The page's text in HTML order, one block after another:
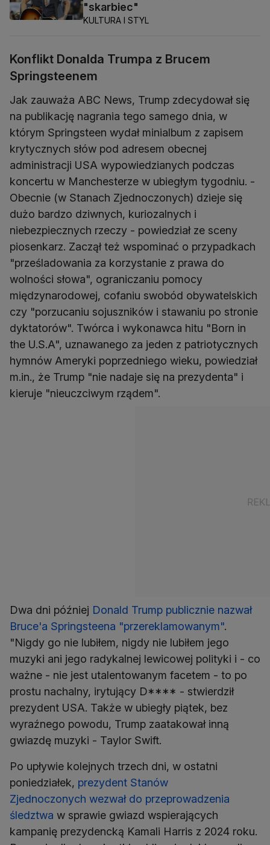
"skarbiec"
KULTURA I STYL
Konflikt Donalda Trumpa z Brucem
Springsteenem
Jak zauważa ABC News, Trump zdecydował się
na publikację nagrania tego samego dnia, w
którym Springsteen wydał minialbum z zapisem
krytycznych słów pod adresem obecnej
administracji USA wypowiedzianych podczas
koncertu w Manchesterze w ubiegłym tygodniu. -
Obecnie (w Stanach Zjednoczonych) dzieje się
dużo bardzo dziwnych, kuriozalnych i
niebezpiecznych rzeczy - powiedział ze sceny
piosenkarz. Zaczął też wspominać o przypadkach
"prześladowania za korzystanie z prawa do
wolności słowa", ograniczaniu pomocy
międzynarodowej, cofaniu swobód obywatelskich
czy "porzucaniu sojuszników i stawaniu po stronie
dyktatorów". Twórca i wykonawca hitu "Born in
the U.S.A", uznawanego za jeden z patriotycznych
hymnów Ameryki poprzedniego wieku, powiedział
m.in., że Trump "nie nadaje się na prezydenta" i
kieruje "nieuczciwym rządem".
Dwa dni później Donald Trump publicznie nazwał
Bruce'a Springsteena "przereklamowanym".
"Nigdy go nie lubiłem, nigdy nie lubiłem jego
muzyki ani jego radykalnej lewicowej polityki i - co
ważne - nie jest utalentowanym facetem - to po
prostu nachalny, irytujący D**** - stwierdził
prezydent USA. Także w ubiegły piątek, bez
wyraźnego powodu, Trump zaatakował inną
gwiazdę muzyki - Taylor Swift.
Po upływie kolejnych trzech dni, w ostatni
poniedziałek, prezydent Stanów
Zjednoczonych wezwał do przeprowadzenia
śledztwa w sprawie gwiazd wspierających
kampanię prezydencką Kamali Harris z 2024 roku.